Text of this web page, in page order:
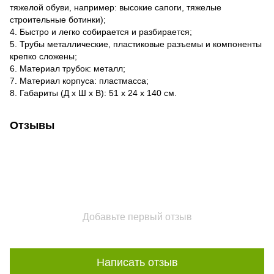
тяжелой обуви, например: высокие сапоги, тяжелые
строительные ботинки);
4. Быстро и легко собирается и разбирается;
5. Трубы металлические, пластиковые разъемы и компоненты
крепко сложены;
6. Материал трубок: металл;
7. Материал корпуса: пластмасса;
8. Габариты (Д х Ш х В): 51 х 24 х 140 см.
Отзывы
Добавьте первый отзыв
Написать отзыв